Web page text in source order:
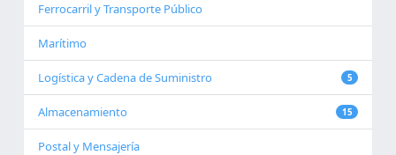
Ferrocarril y Transporte Público
Marítimo
Logística y Cadena de Suministro 5
Almacenamiento 15
Postal y Mensajería